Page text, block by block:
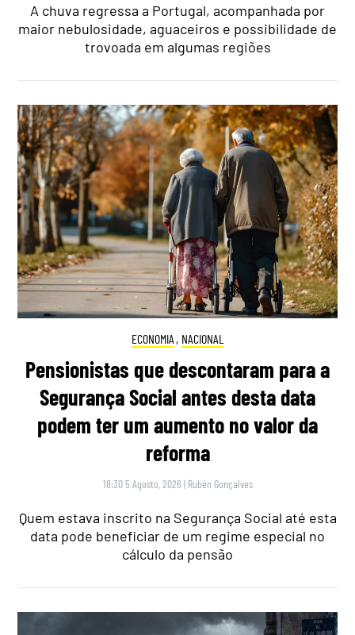
A chuva regressa a Portugal, acompanhada por
maior nebulosidade, aguaceiros e possibilidade de
trovoada em algumas regiões
ECONOMIA , NACIONAL
Pensionistas que descontaram para a
Segurança Social antes desta data
podem ter um aumento no valor da
reforma
18:30 5 Agosto, 2026 | Rubén Gonçalves
Quem estava inscrito na Segurança Social até esta
data pode beneficiar de um regime especial no
cálculo da pensão